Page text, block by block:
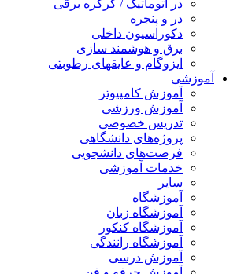
در اتوماتیک / کرکره برقی
در و پنجره
دکوراسیون داخلی
برق و هوشمند سازی
ایزوگام و عایقهای رطوبتی
آموزشی
آموزش کامپیوتر
آموزش ورزشی
تدریس خصوصی
پروژه‌های دانشگاهی
فرصت‌های دانشجویی
خدمات آموزشی
سایر
آموزشگاه
آموزشگاه زبان
آموزشگاه کنکور
آموزشگاه رانندگی
آموزش درسی